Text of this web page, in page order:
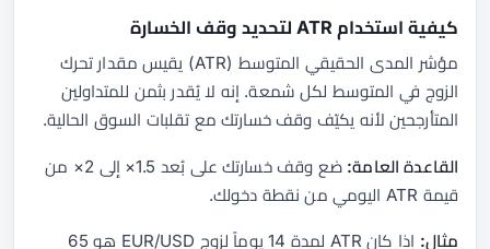
كيفية استخدام ATR لتحديد وقف الخسارة
مؤشر المدى الحقيقي المتوسط (ATR) يقيس مقدار تحرك
الزوج في المتوسط لكل شمعة. إنه لا يُقدر بثمن للمتداولين
المتأرجحين لأنه يكيّف وقف خسارتك مع تقلبات السوق الحالية.
القاعدة العامة:
ضع وقف خسارتك على بُعد 1.5× إلى 2× من
قيمة ATR اليومي من نقطة دخولك.
مثال:
إذا كان ATR لمدة 14 يوماً لزوج EUR/USD هو 65